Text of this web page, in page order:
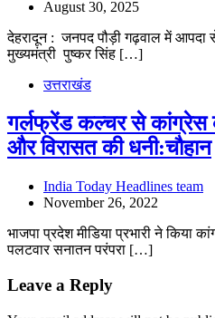
August 30, 2025
देहरादून : जनपद पौड़ी गढ़वाल में आपदा से
मुख्यमंत्री पुष्कर सिंह […]
उत्तराखंड
गर्लफ्रेंड कल्चर से कांग्रेस
और विरासत की धनी:चौहान
India Today Headlines team
November 26, 2022
भाजपा प्रदेश मीडिया प्रभारी ने किया
पलटवार सनातन परंपरा […]
Leave a Reply